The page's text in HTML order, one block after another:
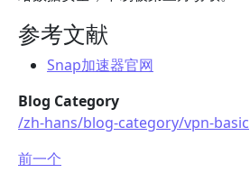
参考文献
Snap加速器官网
Blog Category
/zh-hans/blog-category/vpn-basic
前一个